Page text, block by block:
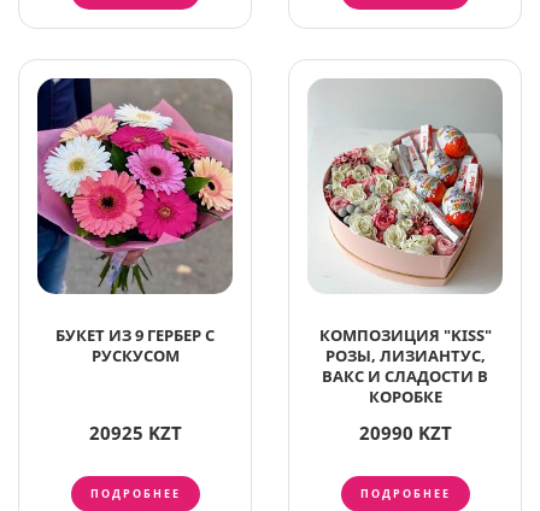
БУКЕТ ИЗ 9 ГЕРБЕР С
РУСКУСОМ
20925 KZT
ПОДРОБНЕЕ
КОМПОЗИЦИЯ "KISS"
РОЗЫ, ЛИЗИАНТУС,
ВАКС И СЛАДОСТИ В
КОРОБКЕ
20990 KZT
ПОДРОБНЕЕ